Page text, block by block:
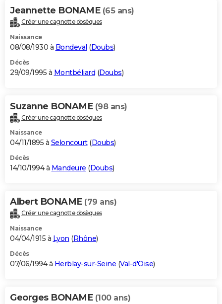
Jeannette BONAME (65 ans)
Créer une cagnotte obsèques
Naissance
08/08/1930 à Bondeval (Doubs)
Décès
29/09/1995 à Montbéliard (Doubs)
Suzanne BONAME (98 ans)
Créer une cagnotte obsèques
Naissance
04/11/1895 à Seloncourt(Doubs)
Décès
14/10/1994 à Mandeure (Doubs)
Albert BONAME (79 ans)
Créer une cagnotte obsèques
Naissance
04/04/1915 à Lyon (Rhône)
Décès
07/06/1994 à Herblay-sur-Seine (Val-d'Oise)
Georges BONAME (100 ans)